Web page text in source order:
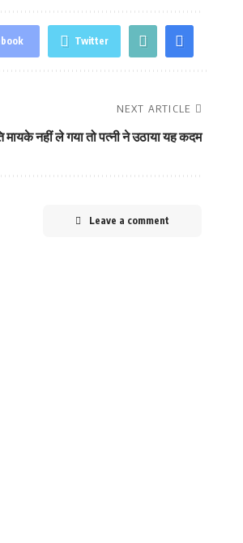
Twitter
NEXT ARTICLE
मायके नहीं ले गया तो पत्‍नी ने उठाया यह कदम
Leave a comment